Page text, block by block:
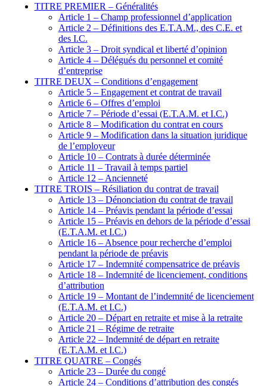
TITRE PREMIER – Généralités
Article 1 – Champ professionnel d’application
Article 2 – Définitions des E.T.A.M., des C.E. et
des I.C.
Article 3 – Droit syndical et liberté d’opinion
Article 4 – Délégués du personnel et comité
d’entreprise
TITRE DEUX – Conditions d’engagement
Article 5 – Engagement et contrat de travail
Article 6 – Offres d’emploi
Article 7 – Période d’essai (E.T.A.M. et I.C.)
Article 8 – Modification du contrat en cours
Article 9 – Modification dans la situation juridique
de l’employeur
Article 10 – Contrats à durée déterminée
Article 11 – Travail à temps partiel
Article 12 – Ancienneté
TITRE TROIS – Résiliation du contrat de travail
Article 13 – Dénonciation du contrat de travail
Article 14 – Préavis pendant la période d’essai
Article 15 – Préavis en dehors de la période d’essai
(E.T.A.M. et I.C.)
Article 16 – Absence pour recherche d’emploi
pendant la période de préavis
Article 17 – Indemnité compensatrice de préavis
Article 18 – Indemnité de licenciement, conditions
d’attribution
Article 19 – Montant de l’indemnité de licenciement
(E.T.A.M. et I.C.)
Article 20 – Départ en retraite et mise à la retraite
Article 21 – Régime de retraite
Article 22 – Indemnité de départ en retraite
(E.T.A.M. et I.C.)
TITRE QUATRE – Congés
Article 23 – Durée du congé
Article 24 – Conditions d’attribution des congés